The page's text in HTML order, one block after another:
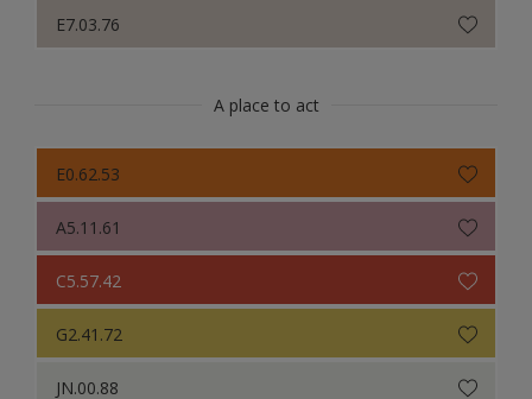
E7.03.76
A place to act
E0.62.53
A5.11.61
C5.57.42
G2.41.72
JN.00.88